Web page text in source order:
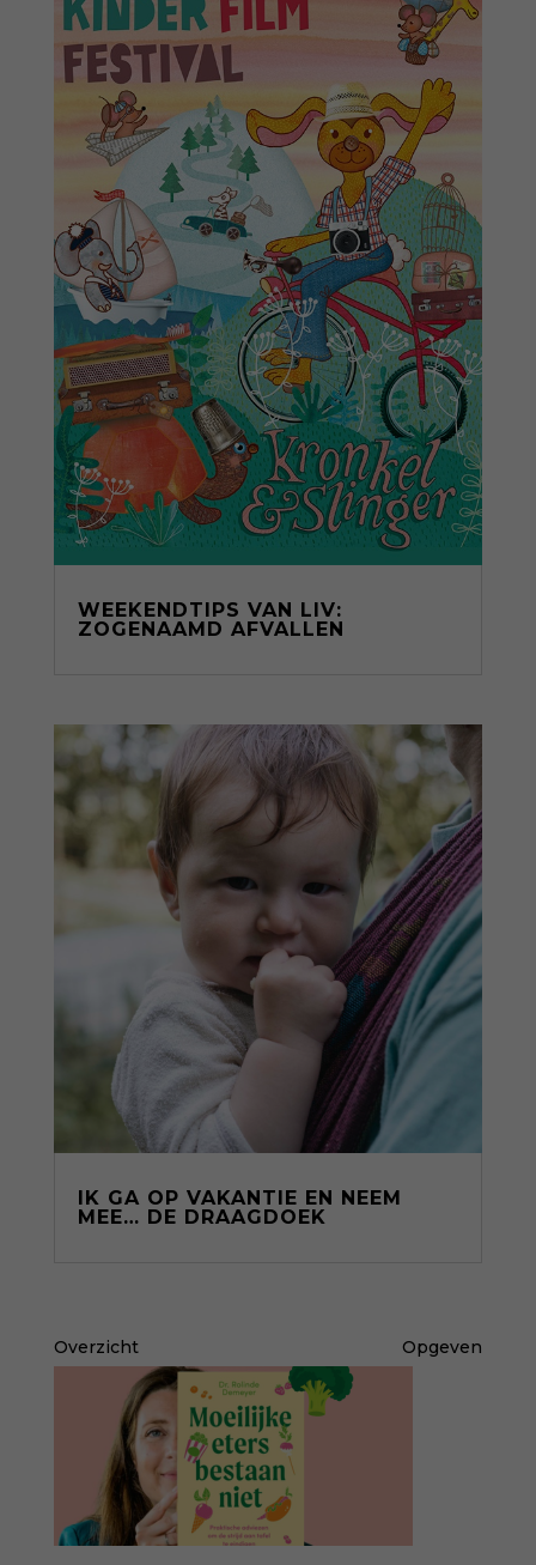
WEEKENDTIPS VAN LIV:
ZOGENAAMD AFVALLEN
IK GA OP VAKANTIE EN NEEM
MEE… DE DRAAGDOEK
Overzicht Opgeven